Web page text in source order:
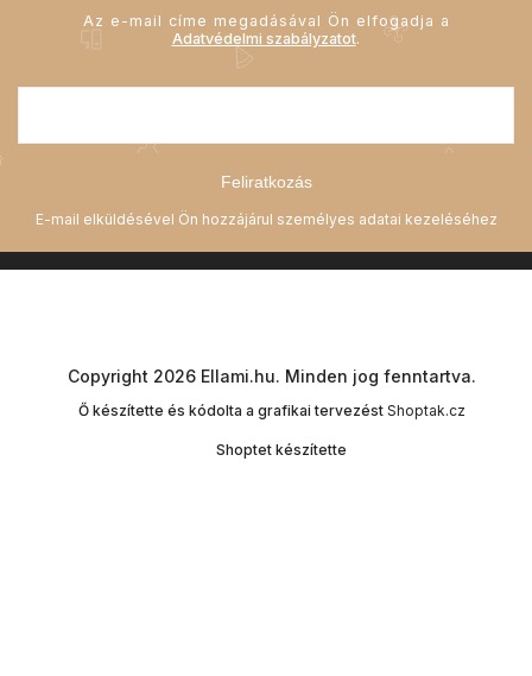
Az e-mail címe megadásával Ön elfogadja a
Adatvédelmi szabályzatot.
Feliratkozás
Shoptet készítette
Copyright 2026 Ellami.hu. Minden jog fenntartva.
Ő készítette és kódolta a grafikai tervezést Shoptak.cz